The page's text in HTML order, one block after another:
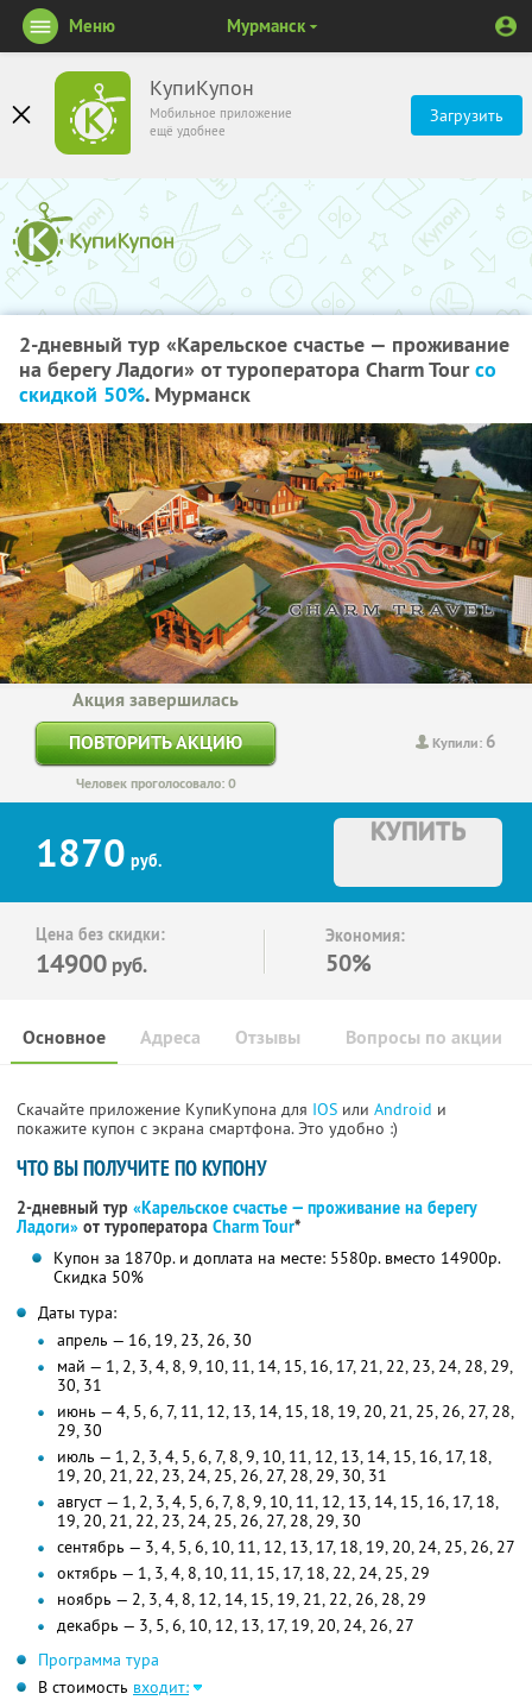
КупиКупон
Мобильное приложение
ещё удобнее
Загрузить
Меню Мурманск
2-дневный тур «Карельское счастье — проживание
на берегу Ладоги» от туроператора Charm Tourсо
скидкой 50%. Мурманск
Купили: 6
Акция завершилась
ПОВТОРИТЬ АКЦИЮ
Человек проголосовало: 0
1870 руб.
КУПИТЬ
Цена без скидки:
14900 руб.
Экономия:
50%
Основное Отзывы Вопросы по акции
Адреса
Скачайте приложение КупиКупона для IOS или Android и
покажите купон с экрана смартфона. Это удобно :)
ЧТО ВЫ ПОЛУЧИТЕ ПО КУПОНУ
2-дневный тур «Карельское счастье — проживание на берегу
Ладоги» от туроператора Charm Tour*
Купон за 1870р. и доплата на месте: 5580р. вместо 14900р.
Скидка 50%
Даты тура:
апрель — 16, 19, 23, 26, 30
май — 1, 2, 3, 4, 8, 9, 10, 11, 14, 15, 16, 17, 21, 22, 23, 24, 28, 29,
30, 31
июнь — 4, 5, 6, 7, 11, 12, 13, 14, 15, 18, 19, 20, 21, 25, 26, 27, 28,
29, 30
июль — 1, 2, 3, 4, 5, 6, 7, 8, 9, 10, 11, 12, 13, 14, 15, 16, 17, 18,
19, 20, 21, 22, 23, 24, 25, 26, 27, 28, 29, 30, 31
август — 1, 2, 3, 4, 5, 6, 7, 8, 9, 10, 11, 12, 13, 14, 15, 16, 17, 18,
19, 20, 21, 22, 23, 24, 25, 26, 27, 28, 29, 30
сентябрь — 3, 4, 5, 6, 10, 11, 12, 13, 17, 18, 19, 20, 24, 25, 26, 27
октябрь — 1, 3, 4, 8, 10, 11, 15, 17, 18, 22, 24, 25, 29
ноябрь — 2, 3, 4, 8, 12, 14, 15, 19, 21, 22, 26, 28, 29
декабрь — 3, 5, 6, 10, 12, 13, 17, 19, 20, 24, 26, 27
Программа тура
В стоимость входит: